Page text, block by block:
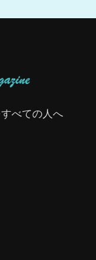
べての人へ